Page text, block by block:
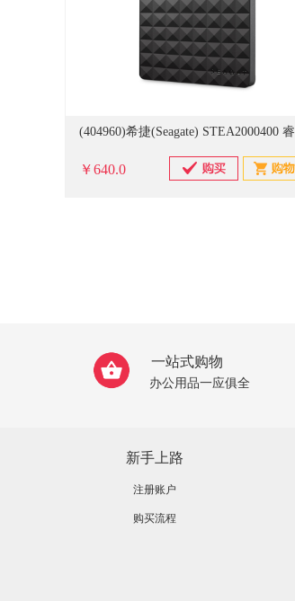
￥640.0
一站式购物
办公用品一应俱全
新手上路
注册账户
购买流程